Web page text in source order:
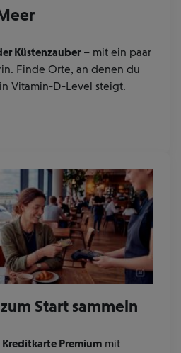
Küstenzauber– mit ein paar
Finde Orte, an denen du
Vitamin-D-Level steigt.
Start sammeln
Premium mit